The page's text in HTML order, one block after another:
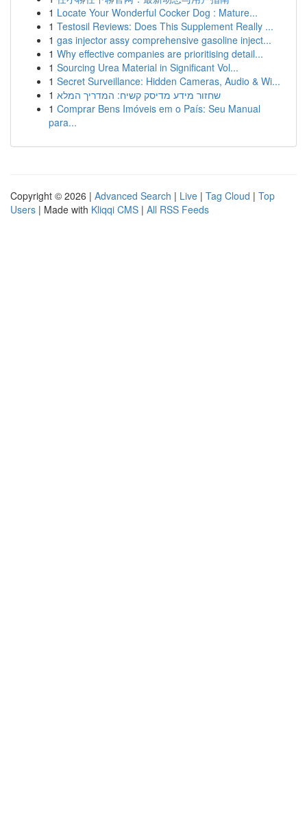
1 Locate Your Wonderful Cocker Dog : Mature...
1 Testosil Reviews: Does This Supplement Really ...
1 gas injector assy comprehensive gasoline inject...
1 Why effective companies are prioritising detail...
1 Sourcing Urea Material in Significant Vol...
1 Secret Surveillance: Hidden Cameras, Audio & Wi...
1 שחזור מידע מדיסק קשיח: המדריך המלא
1 Comprar Bens Imóveis em o País: Seu Manual
para...
Copyright © 2026 | Advanced Search | Live | Tag Cloud | Top
Users | Made with Kliqqi CMS | All RSS Feeds